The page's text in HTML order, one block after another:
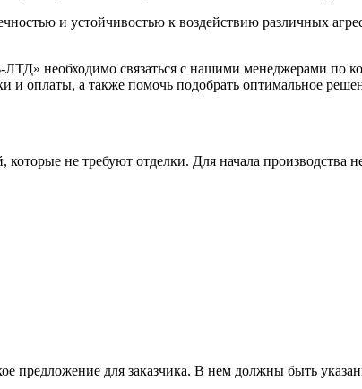
и устойчивостью к воздействию различных
необходимо связаться с нашими менеджерами по
оплаты, а также помочь подобрать оптимальное
не требуют отделки. Для начала производства
предложение для заказчика. В нем должны быть